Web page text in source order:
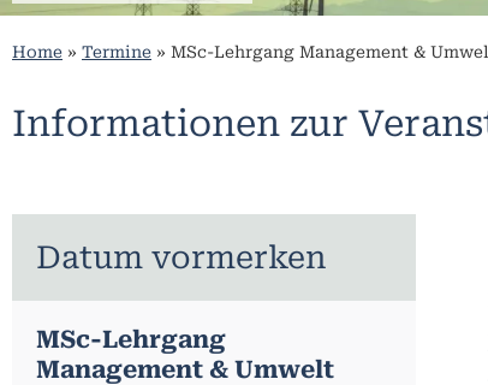
Home » Termine » MSc-Lehrgang Management &
Informationen zur
Datum vormerken
MSc-Lehrgang
Management & Umwelt